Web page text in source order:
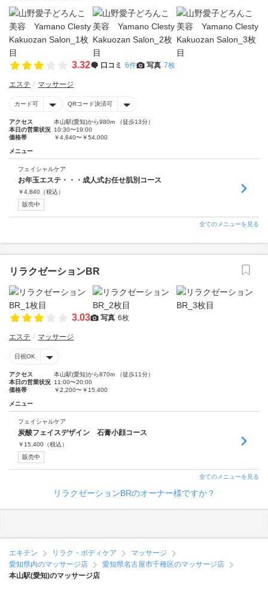
3.32 口コミ 6件 写真 7枚
エステ マッサージ
カード可 QRコード決済可
アクセス
本山駅(愛知)から980m （徒歩13分）
本日の営業状況 10:30〜19:00
価格帯
￥4,840〜￥54,000
メニュー
フェイシャルケア
お年玉エステ・・・成人式お任せ肌別コース
￥4,840 （税込）
販売中
全てのメニューを見る
リラクゼーションBR
3.03 写真 6枚
エステ マッサージ
日祝OK
アクセス
本山駅(愛知)から870m （徒歩11分）
本日の営業状況 11:00〜20:00
価格帯
￥2,200〜￥15,400
メニュー
フェイシャルケア
炭酸フェイスデザイン 石膏小顔コース
￥ 15,400 （税込）
販売中
全てのメニューを見る
リラクゼーションBRのオーナー様ですか？
エキテン リラク・ボディケア
マッサージ
愛知県内のマッサージ店
愛知県名古屋市千種区のマッサージ店
本山駅(愛知)のマッサージ店